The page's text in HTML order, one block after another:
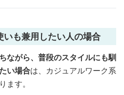
も兼用したい人の場合
ながら、普段のスタイルにも馴
い場合は、カジュアルワーク系
ます。